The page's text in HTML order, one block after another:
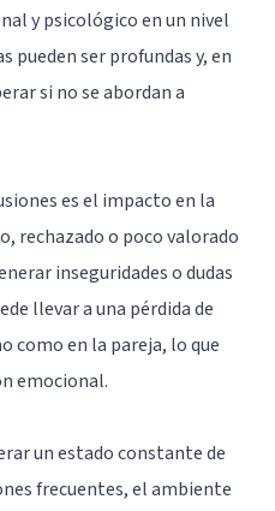
y psicológico en un nivel
pueden ser profundas y, en
si no se abordan a
es el impacto en la
rechazado o poco valorado
inseguridades o dudas
llevar a una pérdida de
como en la pareja, lo que
emocional.
un estado constante de
frecuentes, el ambiente